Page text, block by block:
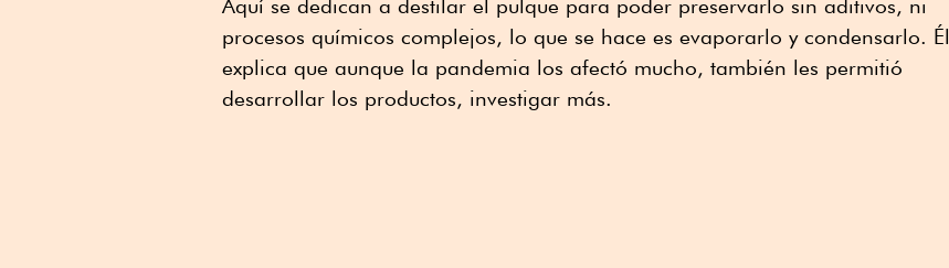
Aquí se dedican a destilar el pulque para poder preservarlo sin aditivos, ni
procesos químicos complejos, lo que se hace es evaporarlo y condensarlo. Él
explica que aunque la pandemia los afectó mucho, también les permitió
desarrollar los productos, investigar más.